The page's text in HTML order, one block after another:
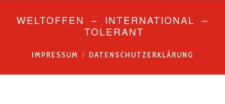
WELTOFFEN – INTERNATIONAL –
TOLERANT
IMPRESSUM DATENSCHUTZERKLÄRUNG